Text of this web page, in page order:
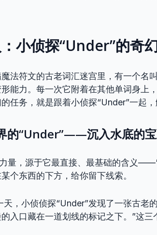
小侦探“Under”的奇
法符文的古老词汇迷宫里，有一个名
能力。每一次它附着在其他单词身上
任务，就是跟着小侦探“Under”一起，
的“Under”——沉入水底的
量，源于它最直接、最基础的含义
个东西的下方，给你留下线索。
天，小侦侦探“Under”发现了一张古老
入口藏在一道划线的标记之下。”这三